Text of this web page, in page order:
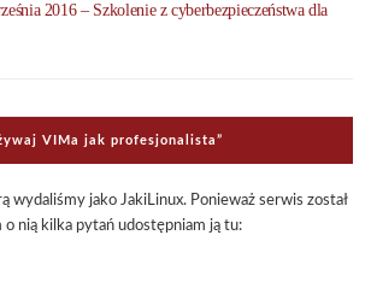
2016 – Szkolenie z cyberbezpieczeństwa dla
VIMa jak pro­fe­sjo­na­li­sta”
wyda­li­śmy jako Jaki­Li­nux. Ponie­waż ser­wis został
o nią kilka pytań udo­stęp­niam ją tu: